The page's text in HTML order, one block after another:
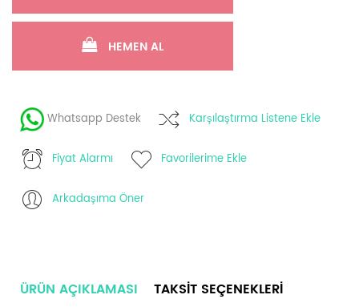
HEMEN AL
Whatsapp Destek Karşılaştırma Listene Ekle
Fiyat Alarmı Favorilerime Ekle
Arkadaşıma Öner
ÜRÜN AÇIKLAMASI
TAKSIT SEÇENEKLERI